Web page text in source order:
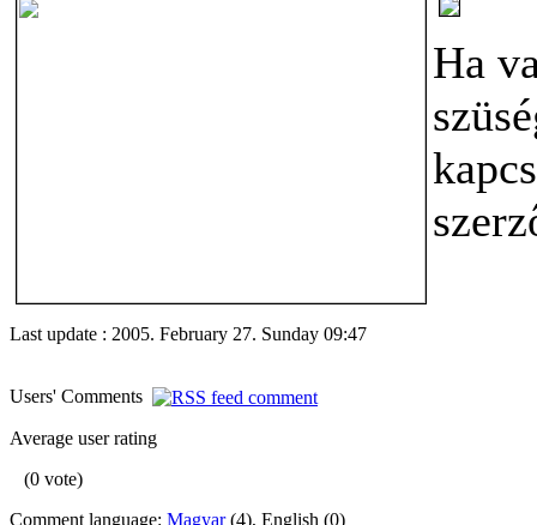
Ha
Last update : 2005. February 27. Sunday 09:47
Users' Comments
Average user rating
(0 vote)
Comment language: Magyar(4), English (0)